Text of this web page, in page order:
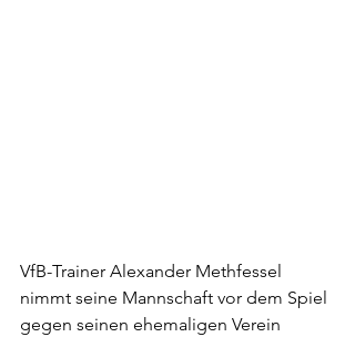
VfB-Trainer Alexander Methfessel
nimmt seine Mannschaft vor dem Spiel
gegen seinen ehemaligen Verein